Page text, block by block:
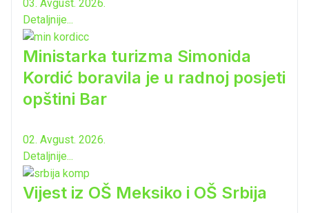
03. Avgust. 2026.
Detaljnije...
Ministarka turizma Simonida
Kordić boravila je u radnoj posjeti
opštini Bar
02. Avgust. 2026.
Detaljnije...
Vijest iz OŠ Meksiko i OŠ Srbija